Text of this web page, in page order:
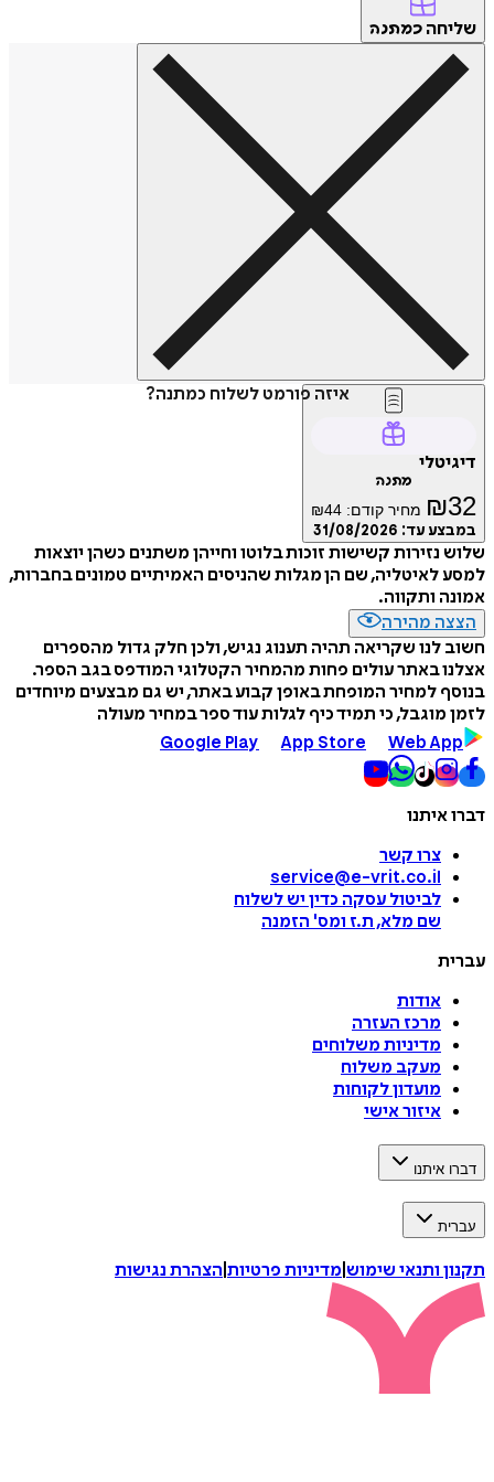
שליחה כמתנה
איזה פורמט לשלוח כמתנה?
דיגיטלי
מתנה
₪32 מחיר קודם: ₪44
במבצע עד: 31/08/2026
שלוש נזירות קשישות זוכות בלוטו וחייהן משתנים כשהן יוצאות
למסע לאיטליה, שם הן מגלות שהניסים האמיתיים טמונים בחברות,
אמונה ותקווה.
הצצה מהירה
חשוב לנו שקריאה תהיה תענוג נגיש, ולכן חלק גדול מהספרים
אצלנו באתר עולים פחות מהמחיר הקטלוגי המודפס בגב הספר.
בנוסף למחיר המופחת באופן קבוע באתר, יש גם מבצעים מיוחדים
לזמן מוגבל, כי תמיד כיף לגלות עוד ספר במחיר מעולה
Google Play
App Store Web App
דברו איתנו
צרו קשר
service@e-vrit.co.il
לביטול עסקה כדין יש לשלוח
שם מלא, ת.ז ומס' הזמנה
עברית
אודות
מרכז העזרה
מדיניות משלוחים
מעקב משלוח
מועדון לקוחות
איזור אישי
דברו איתנו
עברית
תקנון ותנאי שימוש מדיניות פרטיות הצהרת נגישות